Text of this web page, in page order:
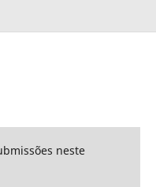
neste